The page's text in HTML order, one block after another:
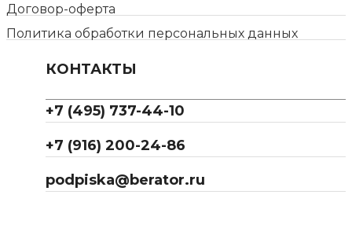
Договор-оферта
Политика обработки персональных данных
КОНТАКТЫ
+7 (495) 737-44-10
+7 (916) 200-24-86
podpiska@berator.ru